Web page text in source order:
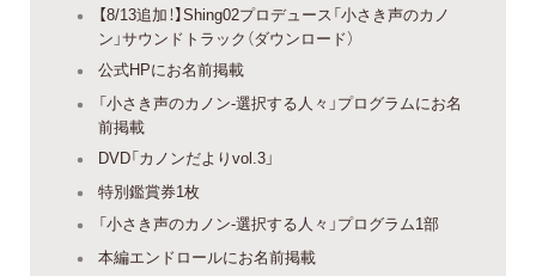
【8/13追加！】Shing02プロデュース「小さき声のカノ
ン」サウンドトラック（ダウンロード）
公式HPにお名前掲載
「小さき声のカノン-選択する人々」プログラムにお名
前掲載
DVD「カノンだよりvol.3」
特別鑑賞券1枚
「小さき声のカノン-選択する人々」プログラム1部
本編エンドロールにお名前掲載